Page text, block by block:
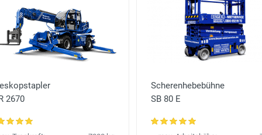
2670
Scherenhebebühne
SB 80 E